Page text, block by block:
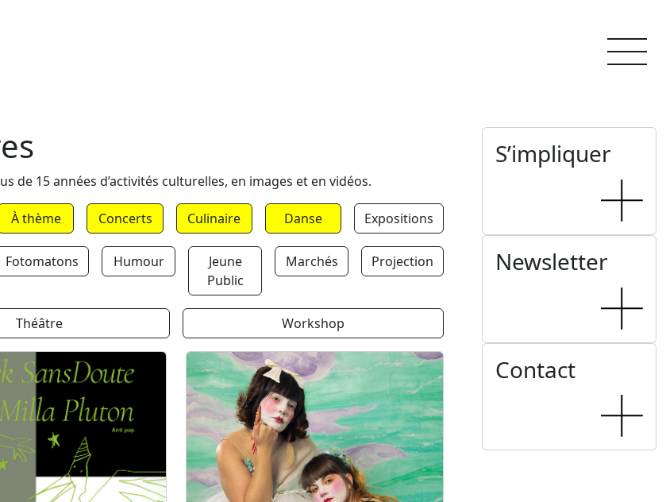
de 15 années d’activités culturelles, en images et en vidéos.
À thème Concerts Culinaire Danse Expositions
Fotomatons Humour
Jeune
Public
Marchés Projection
Théâtre Workshop
S’impliquer
Newsletter
Contact